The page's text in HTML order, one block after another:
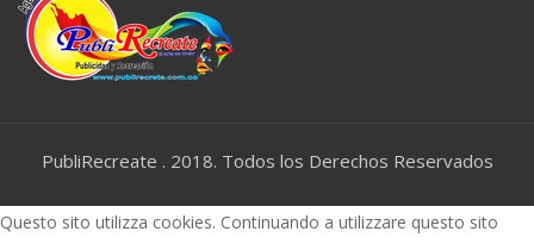
PubliRecreate . 2018. Todos los Derechos Reservados
Questo sito utilizza cookies. Continuando a utilizzare questo sito